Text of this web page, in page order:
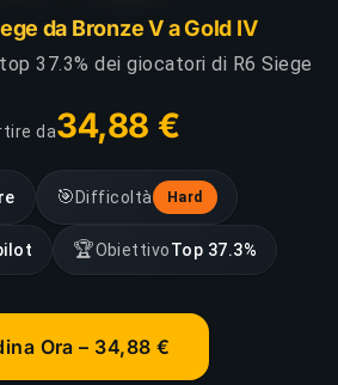
da Bronze V a Gold IV
37.3% dei giocatori di R6 Siege
da34,88 €
🎯 Difficoltà Hard
🏆ObiettivoTop 37.3%
Ora – 34,88 €